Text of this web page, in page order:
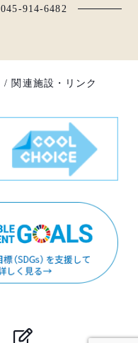
045-914-6482
/ 関連施設・リンク